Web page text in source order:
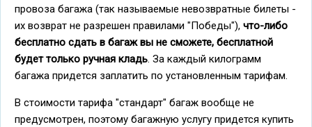
провоза багажа (так называемые невозвратные билеты -
их возврат не разрешен правилами "Победы"), что-либо
бесплатно сдать в багаж вы не сможете, бесплатной
будет только ручная кладь. За каждый килограмм
багажа придется заплатить по установленным тарифам.
В стоимости тарифа "стандарт" багаж вообще не
предусмотрен, поэтому багажную услугу придется купить